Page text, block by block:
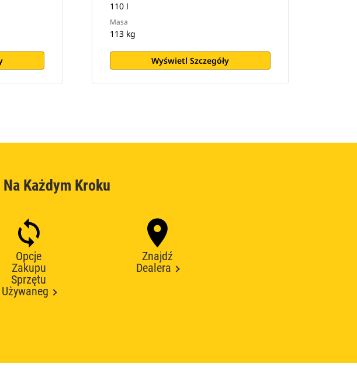
110 l
Masa
113 kg
Wyświetl Szczegóły
Każdym Kroku
Opcje
Zakupu
Sprzętu
Używaneg
Znajdź
Dealera